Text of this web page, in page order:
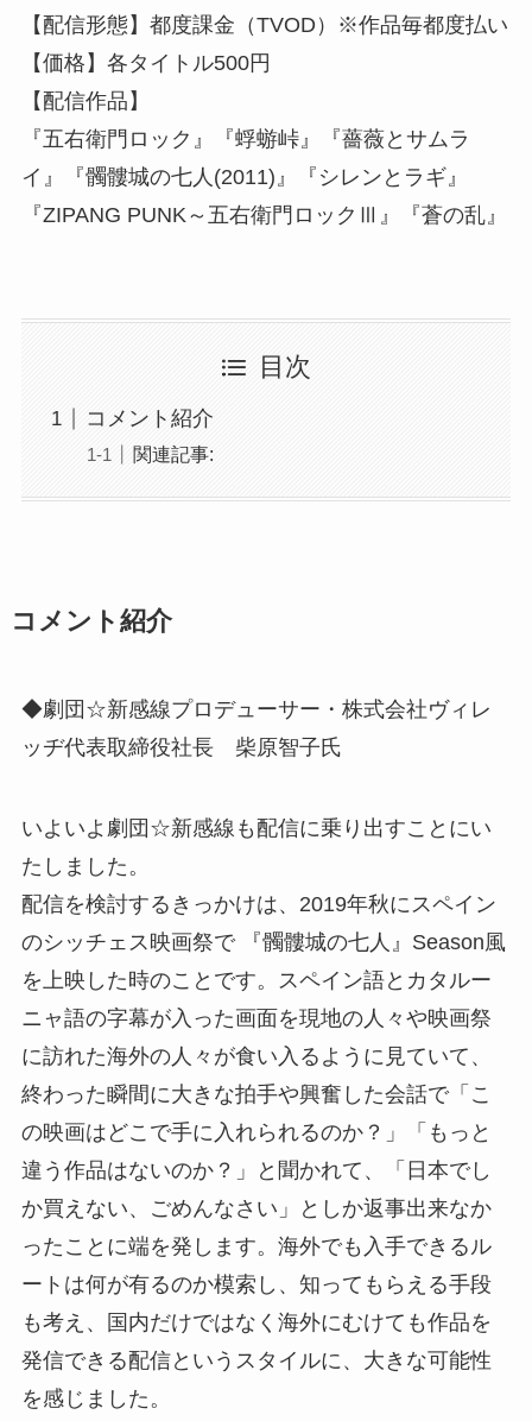
【配信形態】都度課金（TVOD）※作品毎都度払い
【価格】各タイトル500円
【配信作品】
『五右衛門ロック』『蜉蝣峠』『薔薇とサムラ
イ』『髑髏城の七人(2011)』『シレンとラギ』
『ZIPANG PUNK～五右衛門ロックⅢ』『蒼の乱』
目次
コメント紹介
関連記事:
コメント紹介
◆劇団☆新感線プロデューサー・株式会社ヴィレ
ッヂ代表取締役社長 柴原智子氏
いよいよ劇団☆新感線も配信に乗り出すことにい
たしました。
配信を検討するきっかけは、2019年秋にスペイン
のシッチェス映画祭で 『髑髏城の七人』Season風
を上映した時のことです。スペイン語とカタルー
ニャ語の字幕が入った画面を現地の人々や映画祭
に訪れた海外の人々が食い入るように見ていて、
終わった瞬間に大きな拍手や興奮した会話で「こ
の映画はどこで手に入れられるのか？」「もっと
違う作品はないのか？」と聞かれて、「日本でし
か買えない、ごめんなさい」としか返事出来なか
ったことに端を発します。海外でも入手できるル
ートは何が有るのか模索し、知ってもらえる手段
も考え、国内だけではなく海外にむけても作品を
発信できる配信というスタイルに、大きな可能性
を感じました。